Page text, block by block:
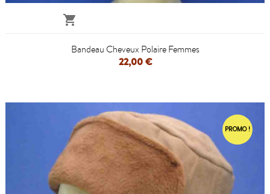

Bandeau Cheveux Polaire Femmes
22,00 €
PROMO !